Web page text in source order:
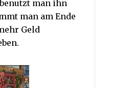
man ihn
man am Ende
Geld